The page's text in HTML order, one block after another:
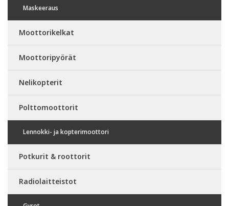
Maskeeraus
Moottorikelkat
Moottoripyörät
Nelikopterit
Polttomoottorit
Lennokki- ja kopterimoottori
Potkurit & roottorit
Radiolaitteistot